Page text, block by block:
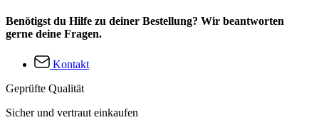
Benötigst du Hilfe zu deiner Bestellung? Wir beantworten
gerne deine Fragen.
Kontakt
Geprüfte Qualität
Sicher und vertraut einkaufen